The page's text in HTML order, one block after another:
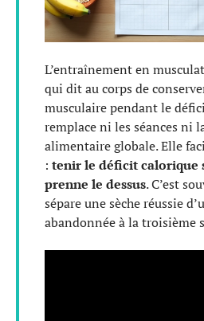
L’entraînement en
qui dit au corps de
musculaire pendant le
remplace ni les séances ni
alimentaire globale. Elle
: tenir le déficit calorique
prenne le dessus. C’est
sépare une sèche réussie
abandonnée à la troisième